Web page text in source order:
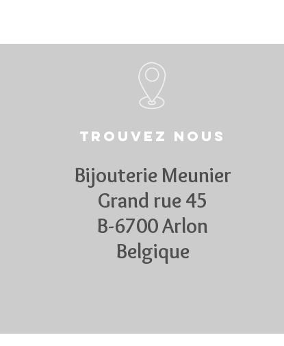
Trouvez nous
Bijouterie Meunier
Grand rue 45
B-6700 Arlon
Belgique